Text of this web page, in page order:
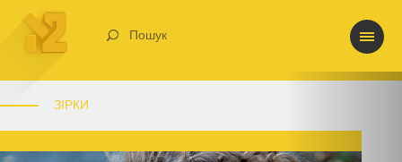
Пошук
ЗІРКИ